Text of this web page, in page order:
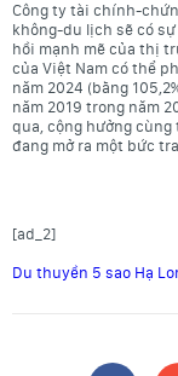
Công ty tài chính-
không-du lịch sẽ có
hồi mạnh mẽ của thị
của Việt Nam có thể
năm 2024 (bằng
năm 2019 trong năm
qua, cộng hưởng
đang mở ra một bức
[ad_2]
Du thuyền 5 sao Hạ